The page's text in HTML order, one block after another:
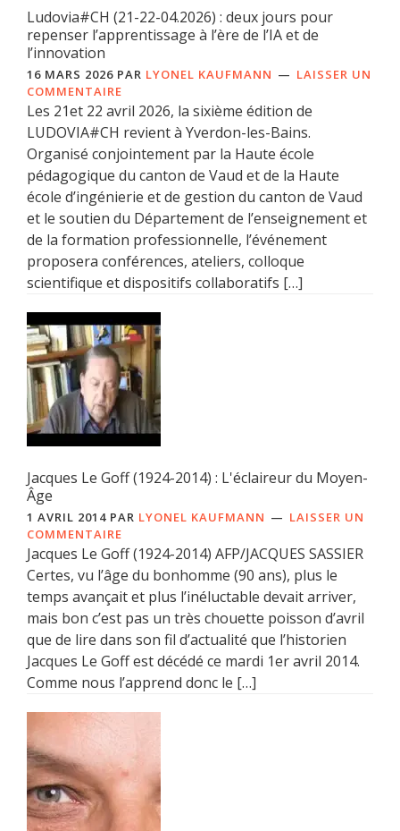
Ludovia#CH (21-22-04.2026) : deux jours pour
repenser l’apprentissage à l’ère de l’IA et de
l’innovation
16 MARS 2026 PAR LYONEL KAUFMANN
LAISSER UN
COMMENTAIRE
Les 21et 22 avril 2026, la sixième édition de
LUDOVIA#CH revient à Yverdon-les-Bains.
Organisé conjointement par la Haute école
pédagogique du canton de Vaud et de la Haute
école d’ingénierie et de gestion du canton de Vaud
et le soutien du Département de l’enseignement et
de la formation professionnelle, l’événement
proposera conférences, ateliers, colloque
scientifique et dispositifs collaboratifs […]
Jacques Le Goff (1924-2014) : L'éclaireur du Moyen-
Âge
1 AVRIL 2014 PAR LYONEL KAUFMANN
LAISSER UN
COMMENTAIRE
Jacques Le Goff (1924-2014) AFP/JACQUES SASSIER
Certes, vu l’âge du bonhomme (90 ans), plus le
temps avançait et plus l’inéluctable devait arriver,
mais bon c’est pas un très chouette poisson d’avril
que de lire dans son fil d’actualité que l’historien
Jacques Le Goff est décédé ce mardi 1er avril 2014.
Comme nous l’apprend donc le […]